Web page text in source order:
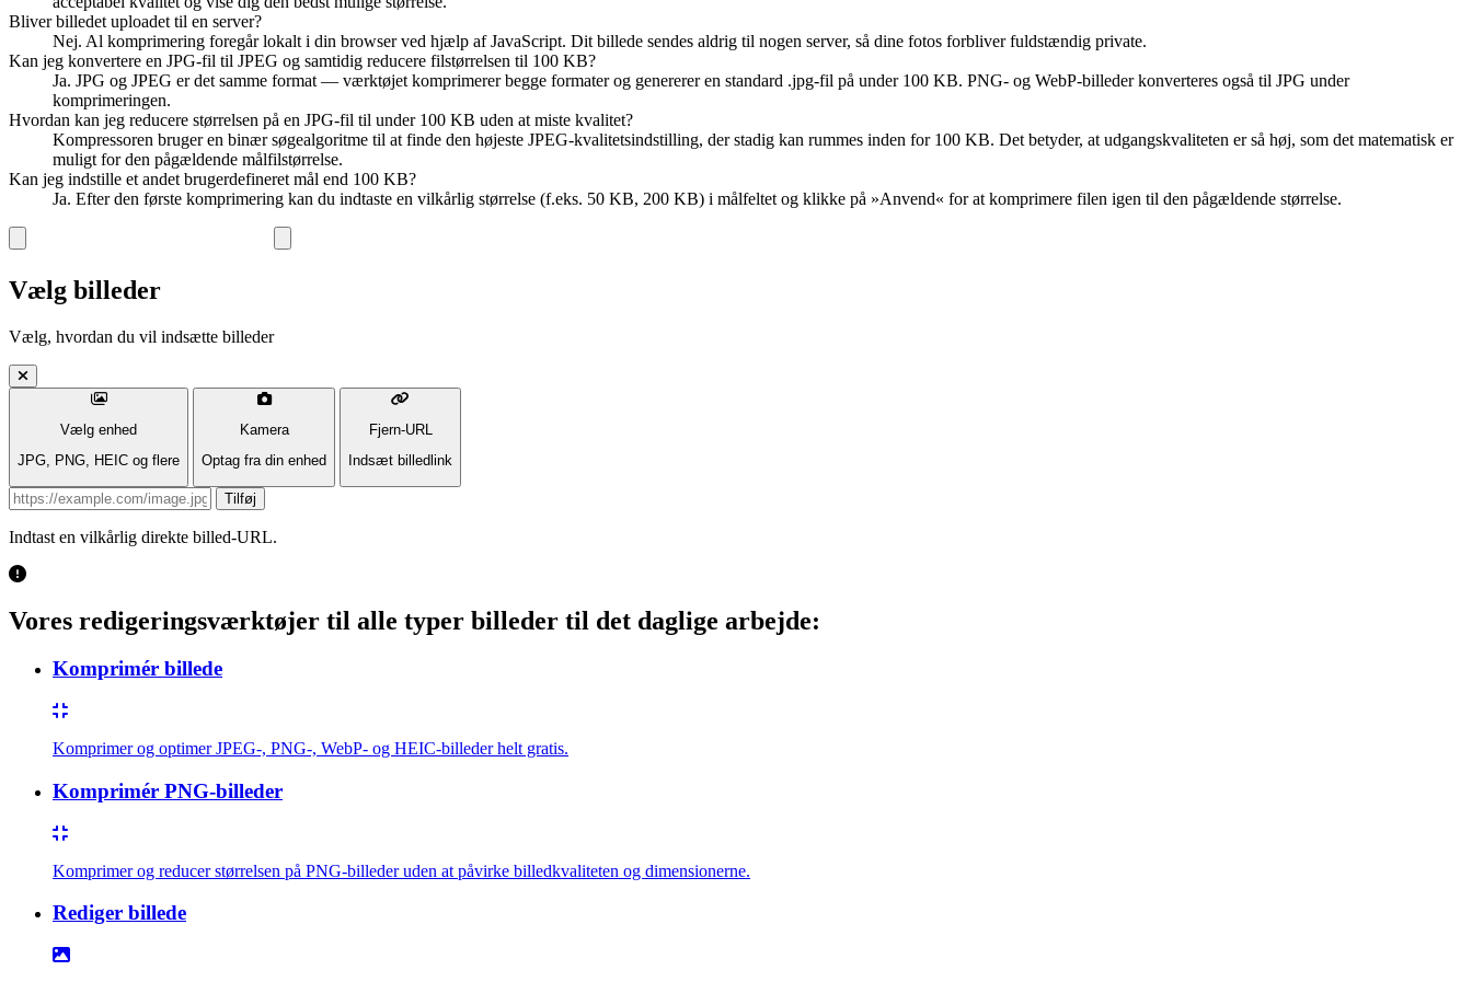
Bliver billedet uploadet til en server?
Nej. Al komprimering foregår lokalt i din browser ved hjælp af JavaScript. Dit billede sendes aldrig til nogen server, så dine fotos forbliver fuldstændig private.
Kan jeg konvertere en JPG-fil til JPEG og samtidig reducere filstørrelsen til 100 KB?
Ja. JPG og JPEG er det samme format — værktøjet komprimerer begge formater og genererer en standard .jpg-fil på under 100 KB. PNG- og WebP-billeder konverteres også til JPG under
komprimeringen.
Hvordan kan jeg reducere størrelsen på en JPG-fil til under 100 KB uden at miste kvalitet?
Kompressoren bruger en binær søgealgoritme til at finde den højeste JPEG-kvalitetsindstilling, der stadig kan rummes inden for 100 KB. Det betyder, at udgangskvaliteten er så høj, som det matematisk er
muligt for den pågældende målfilstørrelse.
Kan jeg indstille et andet brugerdefineret mål end 100 KB?
Ja. Efter den første komprimering kan du indtaste en vilkårlig størrelse (f.eks. 50 KB, 200 KB) i målfeltet og klikke på »Anvend« for at komprimere filen igen til den pågældende størrelse.
Vælg billeder
Vælg, hvordan du vil indsætte billeder
Vælg enhed
JPG, PNG, HEIC og flere
Kamera
Optag fra din enhed
Fjern-URL
Indsæt billedlink
Image URL Tilføj
Indtast en vilkårlig direkte billed-URL.
Vores redigeringsværktøjer til alle typer billeder til det daglige arbejde:
Komprimér billede
Komprimer og optimer JPEG-, PNG-, WebP- og HEIC-billeder helt gratis.
Komprimér PNG-billeder
Komprimer og reducer størrelsen på PNG-billeder uden at påvirke billedkvaliteten og dimensionerne.
Rediger billede